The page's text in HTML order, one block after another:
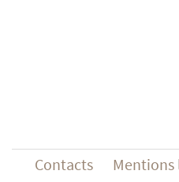
Contacts Mentions